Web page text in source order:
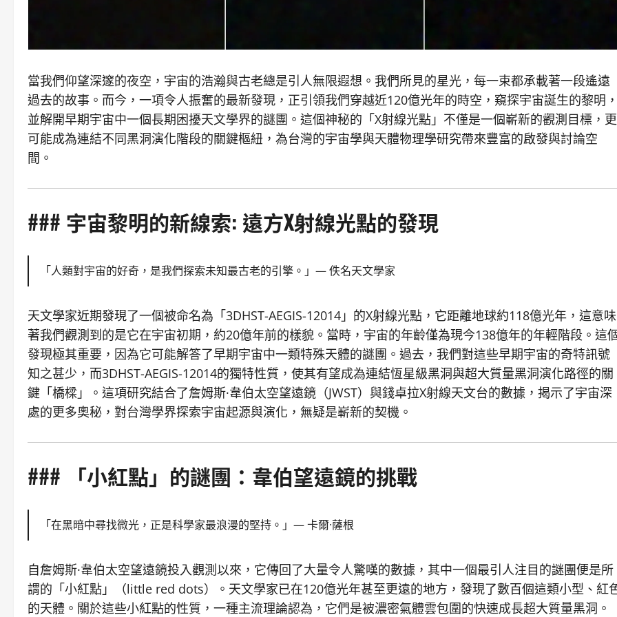
當我們仰望深邃的夜空，宇宙的浩瀚與古老總是引人無限遐想。我們所見的星光，每一束都承載著一段遙遠
過去的故事。而今，一項令人振奮的最新發現，正引領我們穿越近120億光年的時空，窺探宇宙誕生的黎明
並解開早期宇宙中一個長期困擾天文學界的謎團。這個神秘的「X射線光點」不僅是一個嶄新的觀測目標，更
可能成為連結不同黑洞演化階段的關鍵樞紐，為台灣的宇宙學與天體物理學研究帶來豐富的啟發與討論空
間。
### 宇宙黎明的新線索: 遠方X射線光點的發現
「人類對宇宙的好奇，是我們探索未知最古老的引擎。」— 佚名天文學家
天文學家近期發現了一個被命名為「3DHST-AEGIS-12014」的X射線光點，它距離地球約118億光年，這意味
著我們觀測到的是它在宇宙初期，約20億年前的樣貌。當時，宇宙的年齡僅為現今138億年的年輕階段。這
發現極其重要，因為它可能解答了早期宇宙中一類特殊天體的謎團。過去，我們對這些早期宇宙的奇特訊號
知之甚少，而3DHST-AEGIS-12014的獨特性質，使其有望成為連結恆星級黑洞與超大質量黑洞演化路徑的關
鍵「橋樑」。這項研究結合了詹姆斯·韋伯太空望遠鏡（JWST）與錢卓拉X射線天文台的數據，揭示了宇宙深
處的更多奧秘，對台灣學界探索宇宙起源與演化，無疑是嶄新的契機。
### 「小紅點」的謎團：韋伯望遠鏡的挑戰
「在黑暗中尋找微光，正是科學家最浪漫的堅持。」— 卡爾·薩根
自詹姆斯·韋伯太空望遠鏡投入觀測以來，它傳回了大量令人驚嘆的數據，其中一個最引人注目的謎團便是所
謂的「小紅點」（little red dots）。天文學家已在120億光年甚至更遠的地方，發現了數百個這類小型、紅
的天體。關於這些小紅點的性質，一種主流理論認為，它們是被濃密氣體雲包圍的快速成長超大質量黑洞。